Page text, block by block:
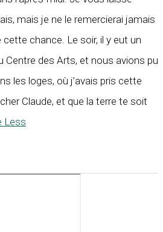
mais je ne le remercierai jamais
cette chance. Le soir, il y eut un
Centre des Arts, et nous avions pu
les loges, où j’avais pris cette
Claude, et que la terre te soit
Less